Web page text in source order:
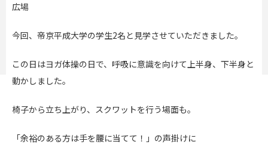
広場
今回、帝京平成大学の学生2名と見学させていただきました。
この日はヨガ体操の日で、呼吸に意識を向けて上半身、下半身と
動かしました。
椅子から立ち上がり、スクワットを行う場面も。
「余裕のある方は手を腰に当てて！」の声掛けに